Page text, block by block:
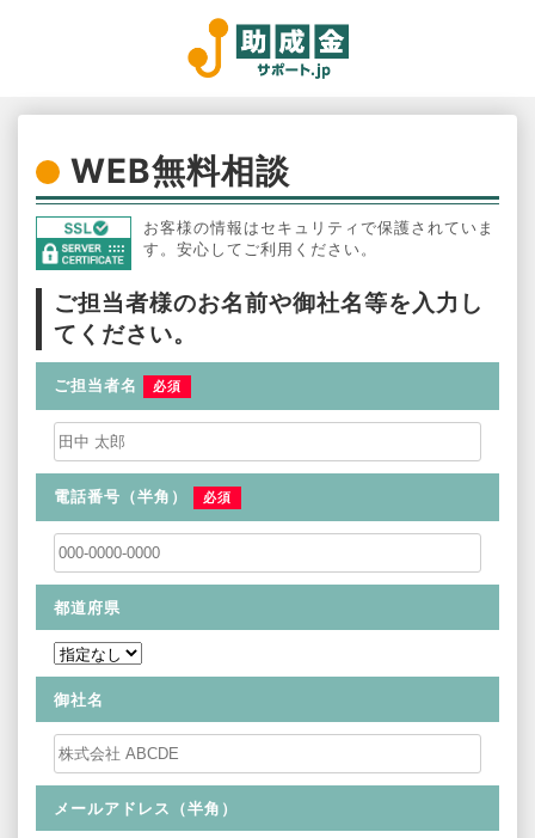
WEB無料相談
お客様の情報はセキュリティで保護されていま
す。安心してご利用ください。
ご担当者様のお名前や御社名等を入力し
てください。
ご担当者名 必須
電話番号（半角） 必須
都道府県
御社名
メールアドレス（半角）